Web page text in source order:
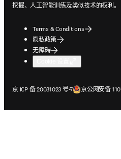
挖掘、人工智能训练及类似技术的权利。
Terms & Conditions
隐私政策
无障碍
京 ICP 备 20031023 号-7
在新的选项卡/窗口中打开京公网安备
在新的选项卡/